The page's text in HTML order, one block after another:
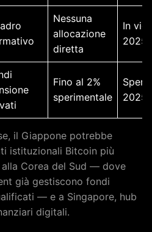
Nessuna
allocazione
diretta
In
2025
Fino al 2%
sperimentale
2025
il Giappone potrebbe
istituzionali Bitcoin più
Corea del Sud — dove
già gestiscono fondi
— e a Singapore, hub
digitali.